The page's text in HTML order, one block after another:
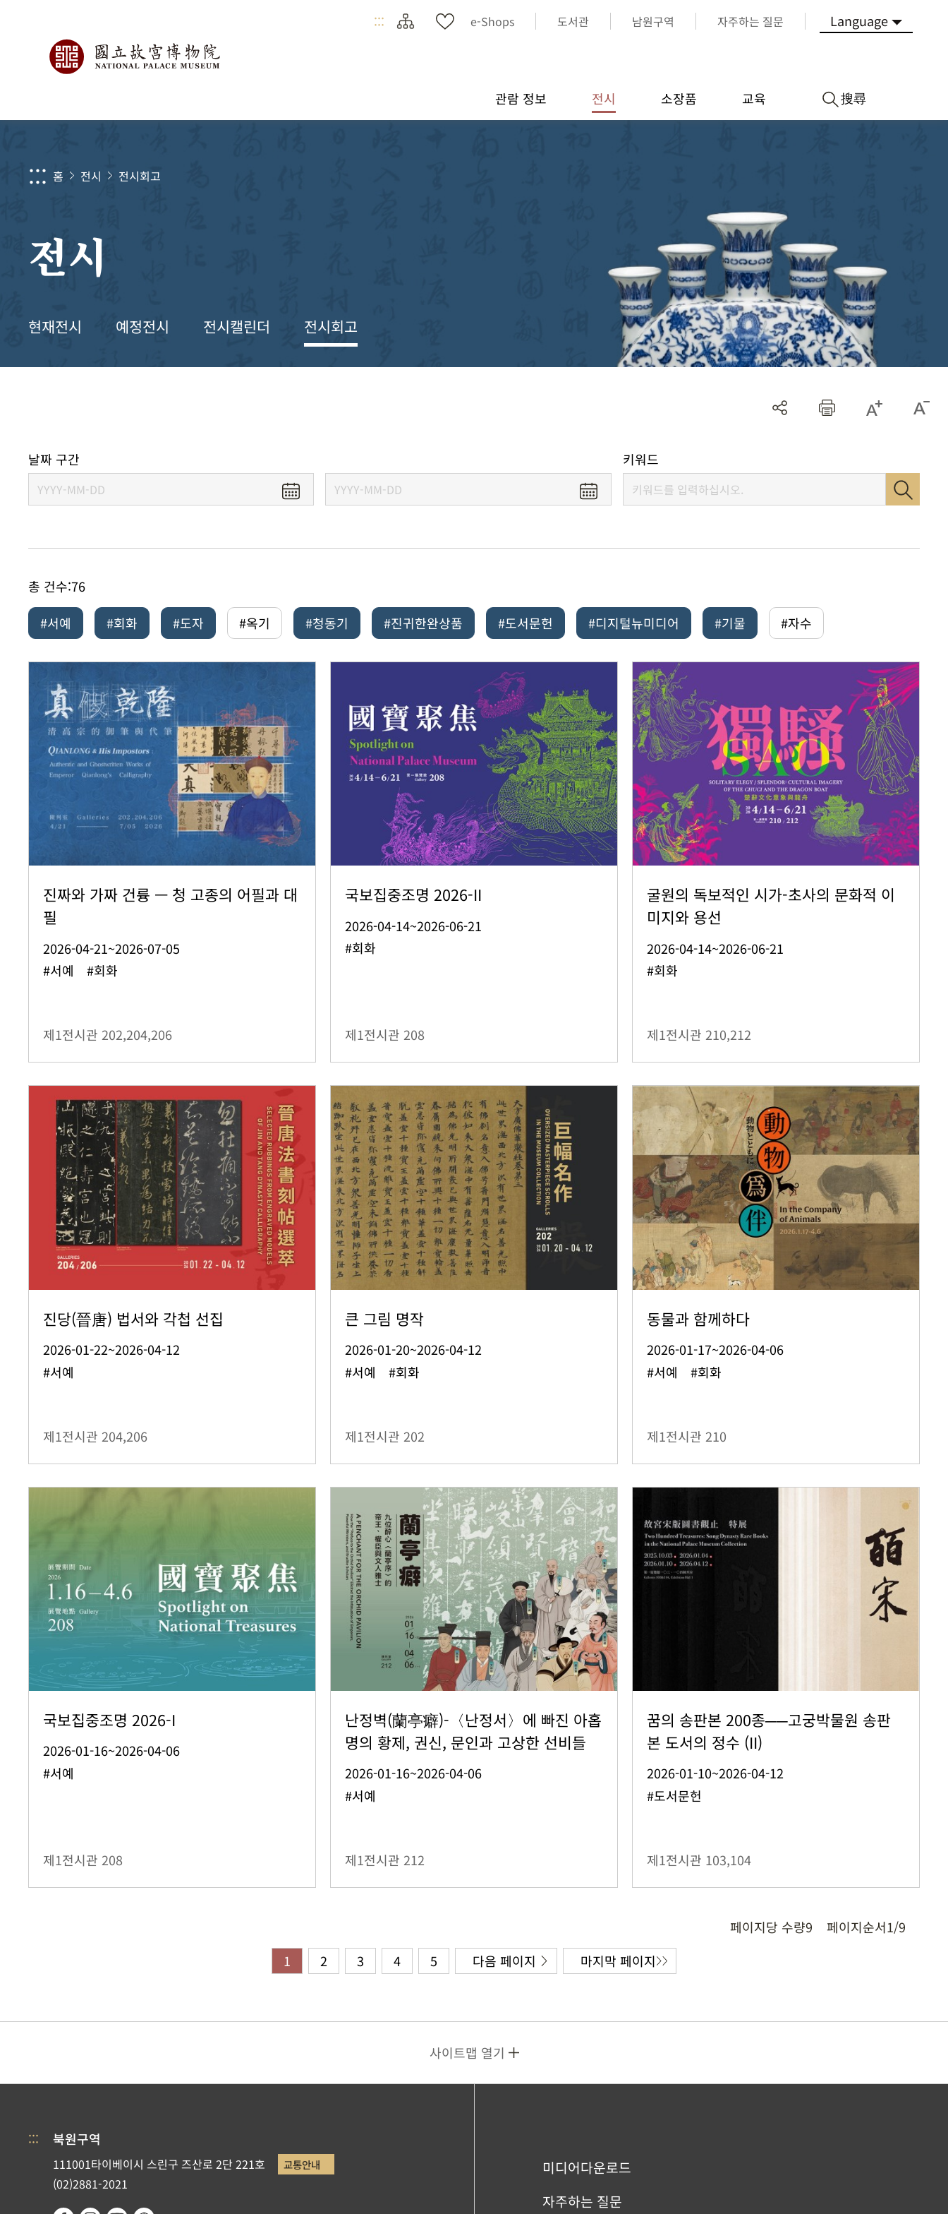
::: e-Shops 도서관 남원구역 자주하는 질문 Language
관람 정보 전시 소장품 교육 搜尋
::: 홈 전시 전시회고
전시
현재전시 예정전시 전시캘린더 전시회고
날짜 구간 키워드
총 건수:76
#서예
#회화 #도자 #옥기 #청동기 #진귀한완상품 #도서문헌 #디지털뉴미디어 #기물 #자수
진짜와 가짜 건륭 — 청 고종의 어필과 대
필
2026-04-21~2026-07-05
#서예 #회화
제1전시관 202,204,206
국보집중조명 2026-II
2026-04-14~2026-06-21
#회화
제1전시관 208
굴원의 독보적인 시가-초사의 문화적 이
미지와 용선
2026-04-14~2026-06-21
#회화
제1전시관 210,212
진당(晉唐) 법서와 각첩 선집
2026-01-22~2026-04-12
#서예
제1전시관 204,206
큰 그림 명작
2026-01-20~2026-04-12
#서예 #회화
제1전시관 202
동물과 함께하다
2026-01-17~2026-04-06
#서예 #회화
제1전시관 210
국보집중조명 2026-I
2026-01-16~2026-04-06
#서예
제1전시관 208
난정벽(蘭亭癖)-〈난정서〉에 빠진 아홉
명의 황제, 권신, 문인과 고상한 선비들
2026-01-16~2026-04-06
#서예
제1전시관 212
꿈의 송판본 200종──고궁박물원 송판
본 도서의 정수 (II)
2026-01-10~2026-04-12
#도서문헌
제1전시관 103,104
페이지당 수량9 페이지순서1/9
1
2 3 4 5 다음 페이지 마지막 페이지
사이트맵 열기
::: 북원구역
111001타이베이시 스린구 즈산로 2단 221호 교통안내
(02)2881-2021
미디어다운로드
자주하는 질문